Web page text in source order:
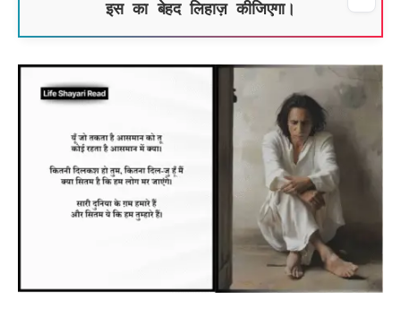
इस का बेहद लिहाज़ कीजिएगा।